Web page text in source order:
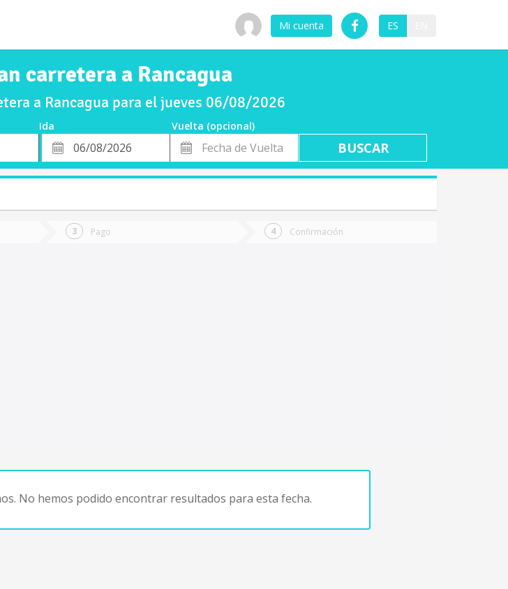
Mi cuenta ES
carretera a Rancagua
a Rancagua para el jueves 06/08/2026
Ida
Vuelta (opcional)
Fecha
de
Fecha
de
Vuelta
Pago Confirmación
No hemos podido encontrar resultados para esta fecha.